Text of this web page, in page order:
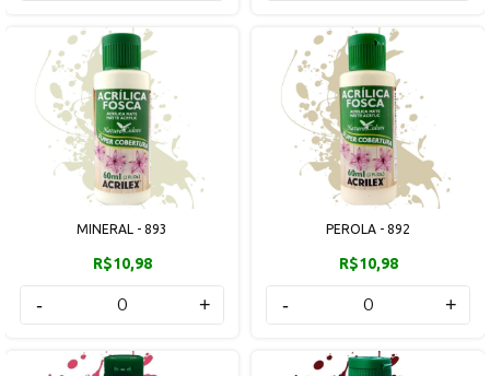
MINERAL - 893
R$10,98
- +
PEROLA - 892
R$10,98
- +